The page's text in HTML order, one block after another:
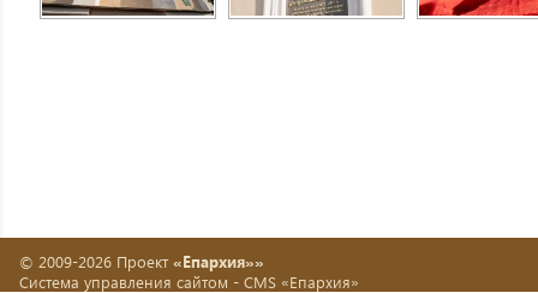
© 2009-2026 Проект «Епархия»»
Система управления сайтом - CMS «Епархия»